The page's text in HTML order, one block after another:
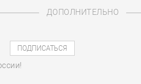
ДОПОЛНИТЕЛЬНО